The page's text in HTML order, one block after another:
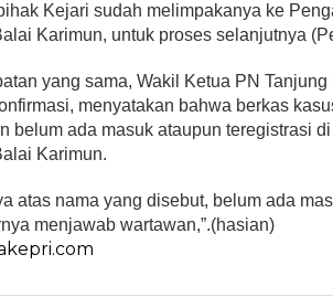
Kejari sudah melimpakanya ke
Karimun, untuk proses selanjutnya
yang sama, Wakil Ketua PN
menyatakan bahwa berkas
belum ada masuk ataupun teregistrasi
Karimun.
atas nama yang disebut, belum ada
menjawab wartawan,”.(hasian)